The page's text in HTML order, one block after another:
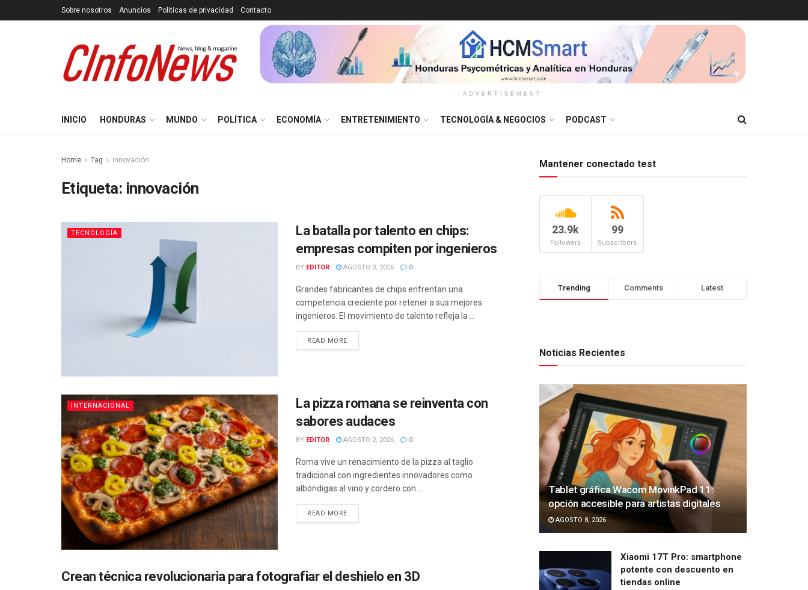
Sobre nosotros Anuncios Politicas de privacidad Contacto
ADVERTISEMENT
INICIO HONDURAS MUNDO POLÍTICA ECONOMÍA ENTRETENIMIENTO TECNOLOGÍA & NEGOCIOS PODCAST
Home Tag innovación
Etiqueta: innovación
TECNOLOGÍA
La batalla por talento en chips:
empresas compiten por ingenieros
BY EDITOR AGOSTO 3, 2026 0
Grandes fabricantes de chips enfrentan una
competencia creciente por retener a sus mejores
ingenieros. El movimiento de talento refleja la ...
READ MORE
INTERNACIONAL
La pizza romana se reinventa con
sabores audaces
BY EDITOR AGOSTO 2, 2026 0
Roma vive un renacimiento de la pizza al taglio
tradicional con ingredientes innovadores como
albóndigas al vino y cordero con ...
READ MORE
TECNOLOGÍA
Crean técnica revolucionaria para fotografiar el deshielo en 3D
Mantener conectado test
23.9k
Followers
99
Subscribers
Trending Comments Latest
Noticias Recientes
Tablet gráfica Wacom MovinkPad 11:
opción accesible para artistas digitales
AGOSTO 8, 2026
Xiaomi 17T Pro: smartphone
potente con descuento en
tiendas online